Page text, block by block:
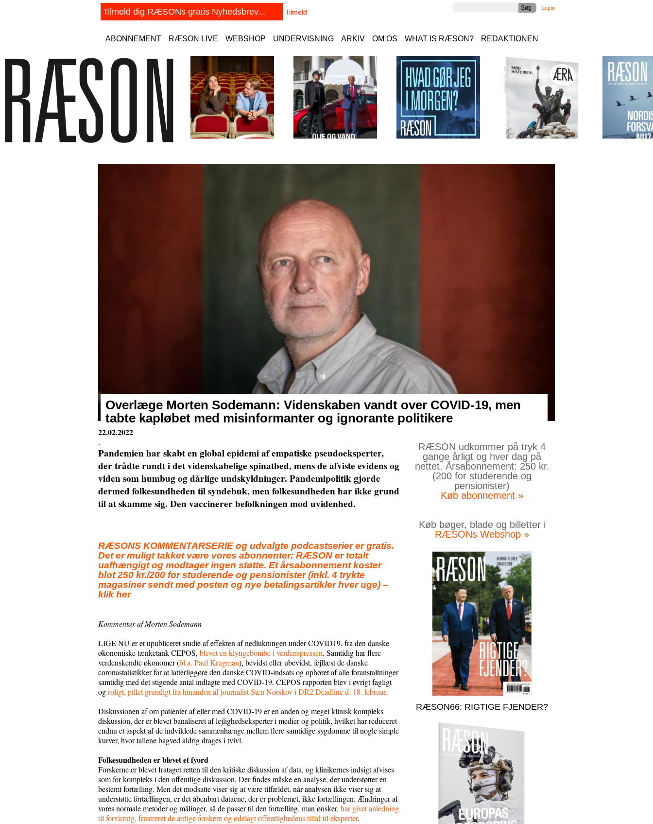
Login
ABONNEMENT RÆSON LIVE WEBSHOP UNDERVISNING ARKIV OM OS WHAT IS RÆSON? REDAKTIONEN
Overlæge Morten Sodemann: Videnskaben vandt over COVID-19, men
tabte kapløbet med misinformanter og ignorante politikere
22.02.2022
.
Pandemien har skabt en global epidemi af empatiske pseudoeksperter,
der trådte rundt i det videnskabelige spinatbed, mens de afviste evidens og
viden som humbug og dårlige undskyldninger. Pandemipolitik gjorde
dermed folkesundheden til syndebuk, men folkesundheden har ikke grund
til at skamme sig. Den vaccinerer befolkningen mod uvidenhed.
RÆSONS KOMMENTARSERIE og udvalgte podcastserier er gratis.
Det er muligt takket være vores abonnenter: RÆSON er totalt
uafhængigt og modtager ingen støtte. Et årsabonnement koster
blot 250 kr./200 for studerende og pensionister (inkl. 4 trykte
magasiner sendt med posten og nye betalingsartikler hver uge) –
klik her
Kommentar af Morten Sodemann
LIGE NU er et upubliceret studie af effekten af nedlukningen under COVID19, fra den danske
økonomiske tænketank CEPOS, blevet en klyngebombe i verdenspressen. Samtidig har flere
verdenskendte økonomer (bl.a. Paul Krugman), bevidst eller ubevidst, fejllæst de danske
coronastatistikker for at latterliggøre den danske COVID-indsats og ophøret af alle foranstaltninger
samtidig med det stigende antal indlagte med COVID-19. CEPOS rapporten blev i øvrigt fagligt
ogroligt, pillet grundigt fra hinanden af journalist Sten Nørskov i DR2 Deadline d. 18. februar.
Diskussionen af om patienter af eller med COVID-19 er en anden og meget klinisk kompleks
diskussion, der er blevet banaliseret af lejlighedseksperter i medier og politik, hvilket har reduceret
endnu et aspekt af de indviklede sammenhænge mellem flere samtidige sygdomme til nogle simple
kurver, hvor tallene bagved aldrig drages i tvivl.
Folkesundheden er blevet et fyord
Forskerne er blevet frataget retten til den kritiske diskussion af data, og klinikernes indsigt afvises
som for kompleks i den offentlige diskussion. Der findes måske en analyse, der understøtter en
bestemt fortælling. Men det modsatte viser sig at være tilfældet, når analysen ikke viser sig at
understøtte fortællingen, er det åbenbart dataene, der er problemet, ikke fortællingen. Ændringer af
vores normale metoder og målinger, så de passer til den fortælling, man ønsker, har givet anledning
til forvirring, frustreret de ærlige forskere og ødelagt offentlighedens tillid til eksperter.
RÆSON udkommer på tryk 4
gange årligt og hver dag på
nettet. Årsabonnement: 250 kr.
(200 for studerende og
pensionister)
Køb abonnement »
Køb bøger, blade og billetter i
RÆSONs Webshop »
RÆSON66: RIGTIGE FJENDER?